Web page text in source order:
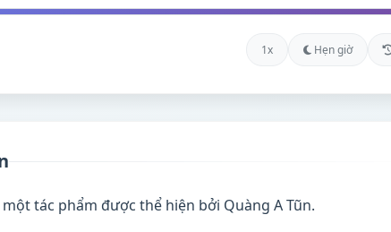
1x Hẹn giờ
tác phẩm được thể hiện bởi Quàng A Tũn.